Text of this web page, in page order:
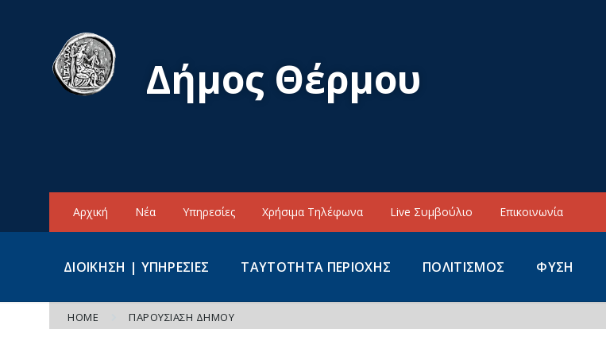
navigation
Δήμος Θέρμου
Αρχική Νέα Υπηρεσίες Χρήσιμα Τηλέφωνα Live Συμβούλιο Επικοινωνία
ΔΙΟΙΚΗΣΗ | ΥΠΗΡΕΣΙΕΣ ΤΑΥΤΟΤΗΤΑ ΠΕΡΙΟΧΗΣ ΠΟΛΙΤΙΣΜΟΣ ΦΥΣΗ
HOME ΠΑΡΟΥΣΙΑΣΗ ΔΗΜΟΥ